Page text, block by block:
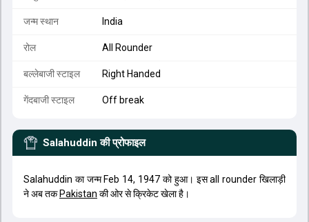
जन्म स्थान India
रोल All Rounder
बल्लेबाजी स्टाइल Right Handed
गेंदबाजी स्टाइल Off break
Salahuddin की प्रोफाइल
Salahuddin का जन्म Feb 14, 1947 को हुआ। इस all rounder खिलाड़ी
ने अब तक Pakistan की ओर से क्रिकेट खेला है।